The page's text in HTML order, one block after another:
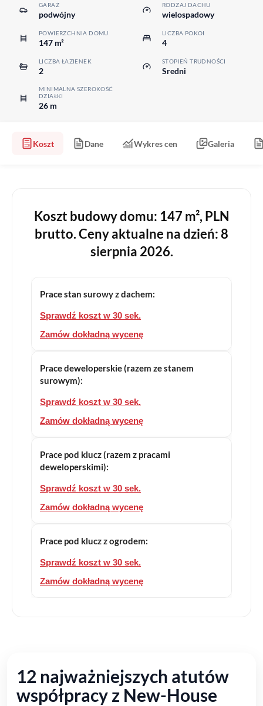
GARAŻ
podwójny
RODZAJ DACHU
wielospadowy
POWIERZCHNIA DOMU
147 m²
LICZBA POKOI
4
LICZBA ŁAZIENEK
2
STOPIEŃ TRUDNOŚCI
Sredni
MINIMALNA SZEROKOŚĆ
DZIAŁKI
26 m
Koszt Dane Wykres cen Galeria
Koszt budowy domu: 147 m², PLN
brutto. Ceny aktualne na dzień: 8
sierpnia 2026.
Prace stan surowy z dachem:
Sprawdź koszt w 30 sek.
Zamów dokładną wycenę
Prace deweloperskie (razem ze stanem
surowym):
Sprawdź koszt w 30 sek.
Zamów dokładną wycenę
Prace pod klucz (razem z pracami
deweloperskimi):
Sprawdź koszt w 30 sek.
Zamów dokładną wycenę
Prace pod klucz z ogrodem:
Sprawdź koszt w 30 sek.
Zamów dokładną wycenę
12 najważniejszych atutów
współpracy z New-House